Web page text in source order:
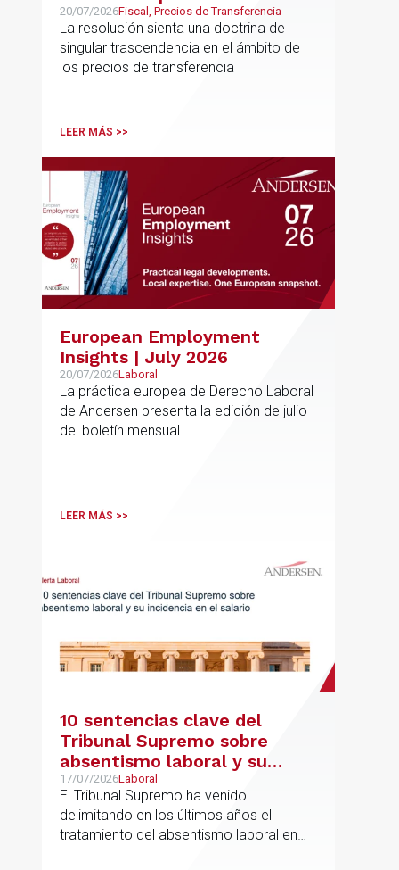
con precisión los límites de la
normativa de precios de
transferencia y fija doctrina
sobre su inaplicabilidad a
20/07/2026Fiscal, Precios de Transferencia
La resolución sienta una doctrina de
singular trascendencia en el ámbito de
los precios de transferencia
LEER MÁS >>
European Employment
Insights | July 2026
20/07/2026Laboral
La práctica europea de Derecho Laboral
de Andersen presenta la edición de julio
del boletín mensual
LEER MÁS >>
10 sentencias clave del
Tribunal Supremo sobre
absentismo laboral y su
incidencia en el salario
17/07/2026Laboral
El Tribunal Supremo ha venido
delimitando en los últimos años el
tratamiento del absentismo laboral en